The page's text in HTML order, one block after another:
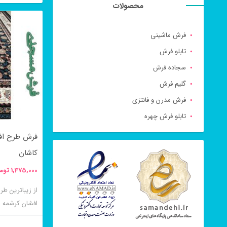
محصولات
فرش ماشینی
تابلو فرش
سجاده فرش
گلیم فرش
فرش مدرن و فانتزی
تابلو فرش چهره
شوند
این
دارای
انواع
مختلفی
می
ها
ممکن
است
صفحه
کاشان
1,475,000
افشان